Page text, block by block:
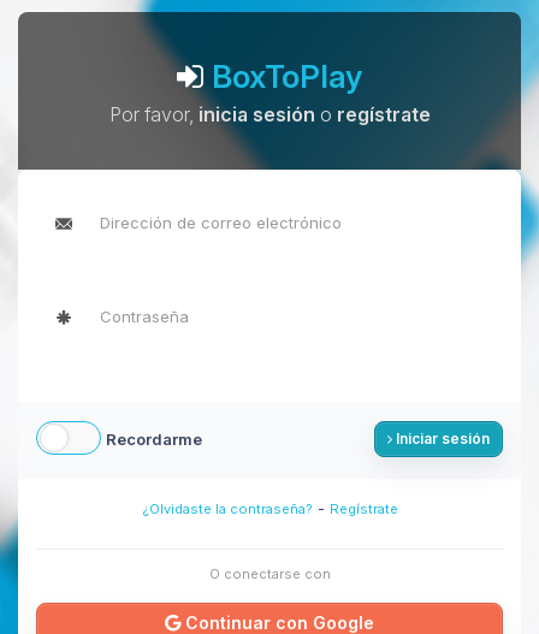
BoxToPlay
Por favor, inicia sesión o regístrate
Recordarme Iniciar sesión
¿Olvidaste la contraseña? - Regístrate
O conectarse con
Continuar con Google